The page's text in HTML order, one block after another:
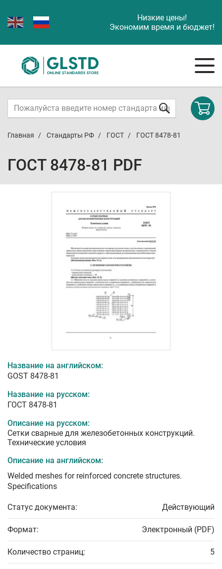
Низкие цены!
Экономим время и бюджет!
Главная Стандарты РФ ГОСТ ГОСТ 8478-81
ГОСТ 8478-81 PDF
Название на английском:
GOST 8478-81
Название на русском:
ГОСТ 8478-81
Описание на русском:
Сетки сварные для железобетонных конструкций.
Технические условия
Описание на английском:
Welded meshes for reinforced concrete structures.
Specifications
Статус документа: Действующий
Формат: Электронный (PDF)
Количество страниц: 5